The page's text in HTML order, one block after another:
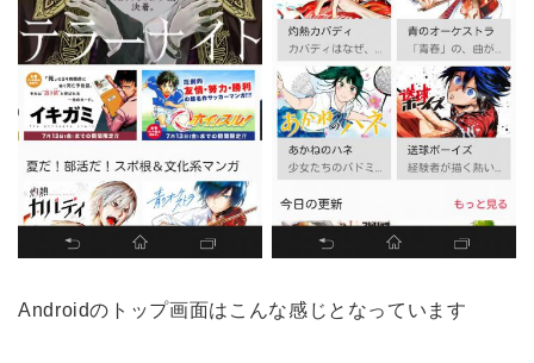
Androidのトップ画面はこんな感じとなっています